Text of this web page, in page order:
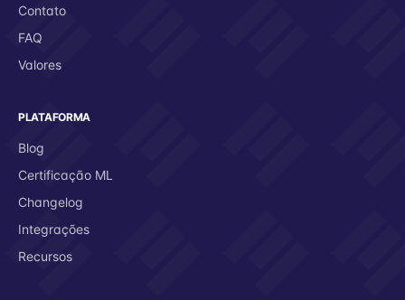
Contato
FAQ
Valores
PLATAFORMA
Blog
Certificação ML
Changelog
Integrações
Recursos